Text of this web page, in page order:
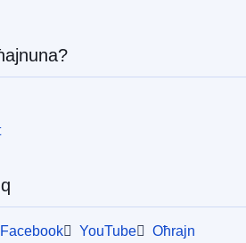
Facebook YouTube Oħrajn